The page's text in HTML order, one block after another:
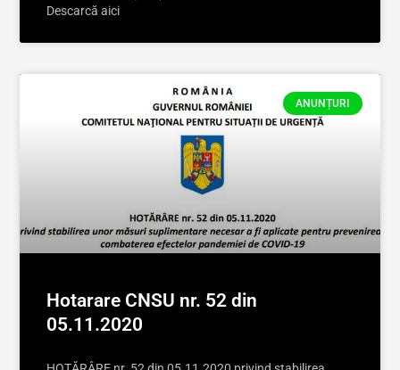
Descarcă aici
ANUNȚURI
Hotarare CNSU nr. 52 din
05.11.2020